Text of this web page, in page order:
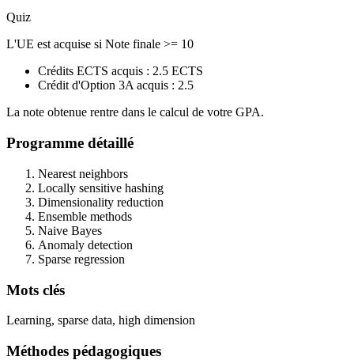
Quiz
L'UE est acquise si Note finale >= 10
Crédits ECTS acquis : 2.5 ECTS
Crédit d'Option 3A acquis : 2.5
La note obtenue rentre dans le calcul de votre GPA.
Programme détaillé
Nearest neighbors
Locally sensitive hashing
Dimensionality reduction
Ensemble methods
Naive Bayes
Anomaly detection
Sparse regression
Mots clés
Learning, sparse data, high dimension
Méthodes pédagogiques